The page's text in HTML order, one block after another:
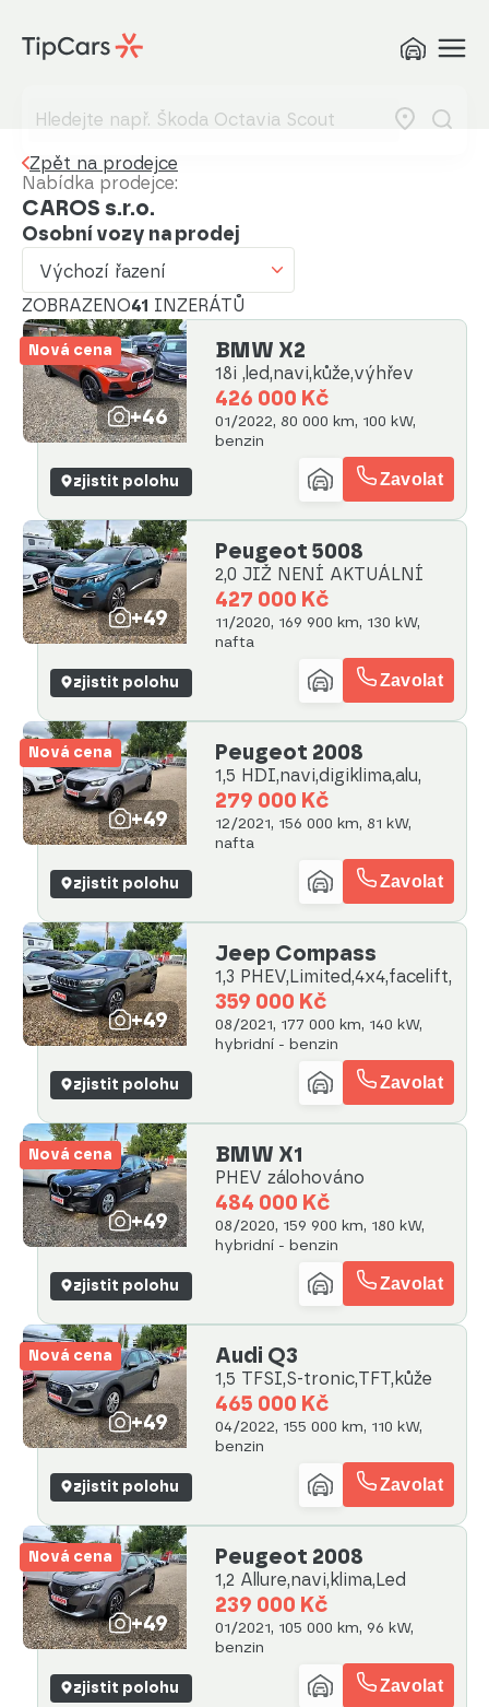
Zpět na prodejce
Nabídka prodejce:
CAROS s.r.o.
Osobní vozy na prodej
Výchozí řazení
Výchozí řazení
Od nejdražšího
Od nejmenšího nájezdu
Od nejvyššího nájezdu
Od nejstaršího vozu
Od nejnovějšího vozu
Od nejnovějšího inzerátu
Od nejstaršího inzerátu
Abecedně od A do Z
Abecedně od Z do A
ZOBRAZENO41 INZERÁTŮ
Nová cena
+46
BMW X2
18i ,led,navi,kůže,výhřev
426 000 Kč
01/2022, 80 000 km, 100 kW,
benzin
zjistit polohu Zavolat
+49
Peugeot 5008
2,0 JIŽ NENÍ AKTUÁLNÍ
427 000 Kč
11/2020, 169 900 km, 130 kW,
nafta
zjistit polohu Zavolat
Nová cena
+49
Peugeot 2008
1,5 HDI,navi,digiklima,alu,
279 000 Kč
12/2021, 156 000 km, 81 kW,
nafta
zjistit polohu Zavolat
+49
Jeep Compass
1,3 PHEV,Limited,4x4,facelift,
359 000 Kč
08/2021, 177 000 km, 140 kW,
hybridní - benzin
zjistit polohu Zavolat
Nová cena
+49
BMW X1
PHEV zálohováno
484 000 Kč
08/2020, 159 900 km, 180 kW,
hybridní - benzin
zjistit polohu Zavolat
Nová cena
+49
Audi Q3
1,5 TFSI,S-tronic,TFT,kůže
465 000 Kč
04/2022, 155 000 km, 110 kW,
benzin
zjistit polohu Zavolat
Nová cena
+49
Peugeot 2008
1,2 Allure,navi,klima,Led
239 000 Kč
01/2021, 105 000 km, 96 kW,
benzin
zjistit polohu Zavolat